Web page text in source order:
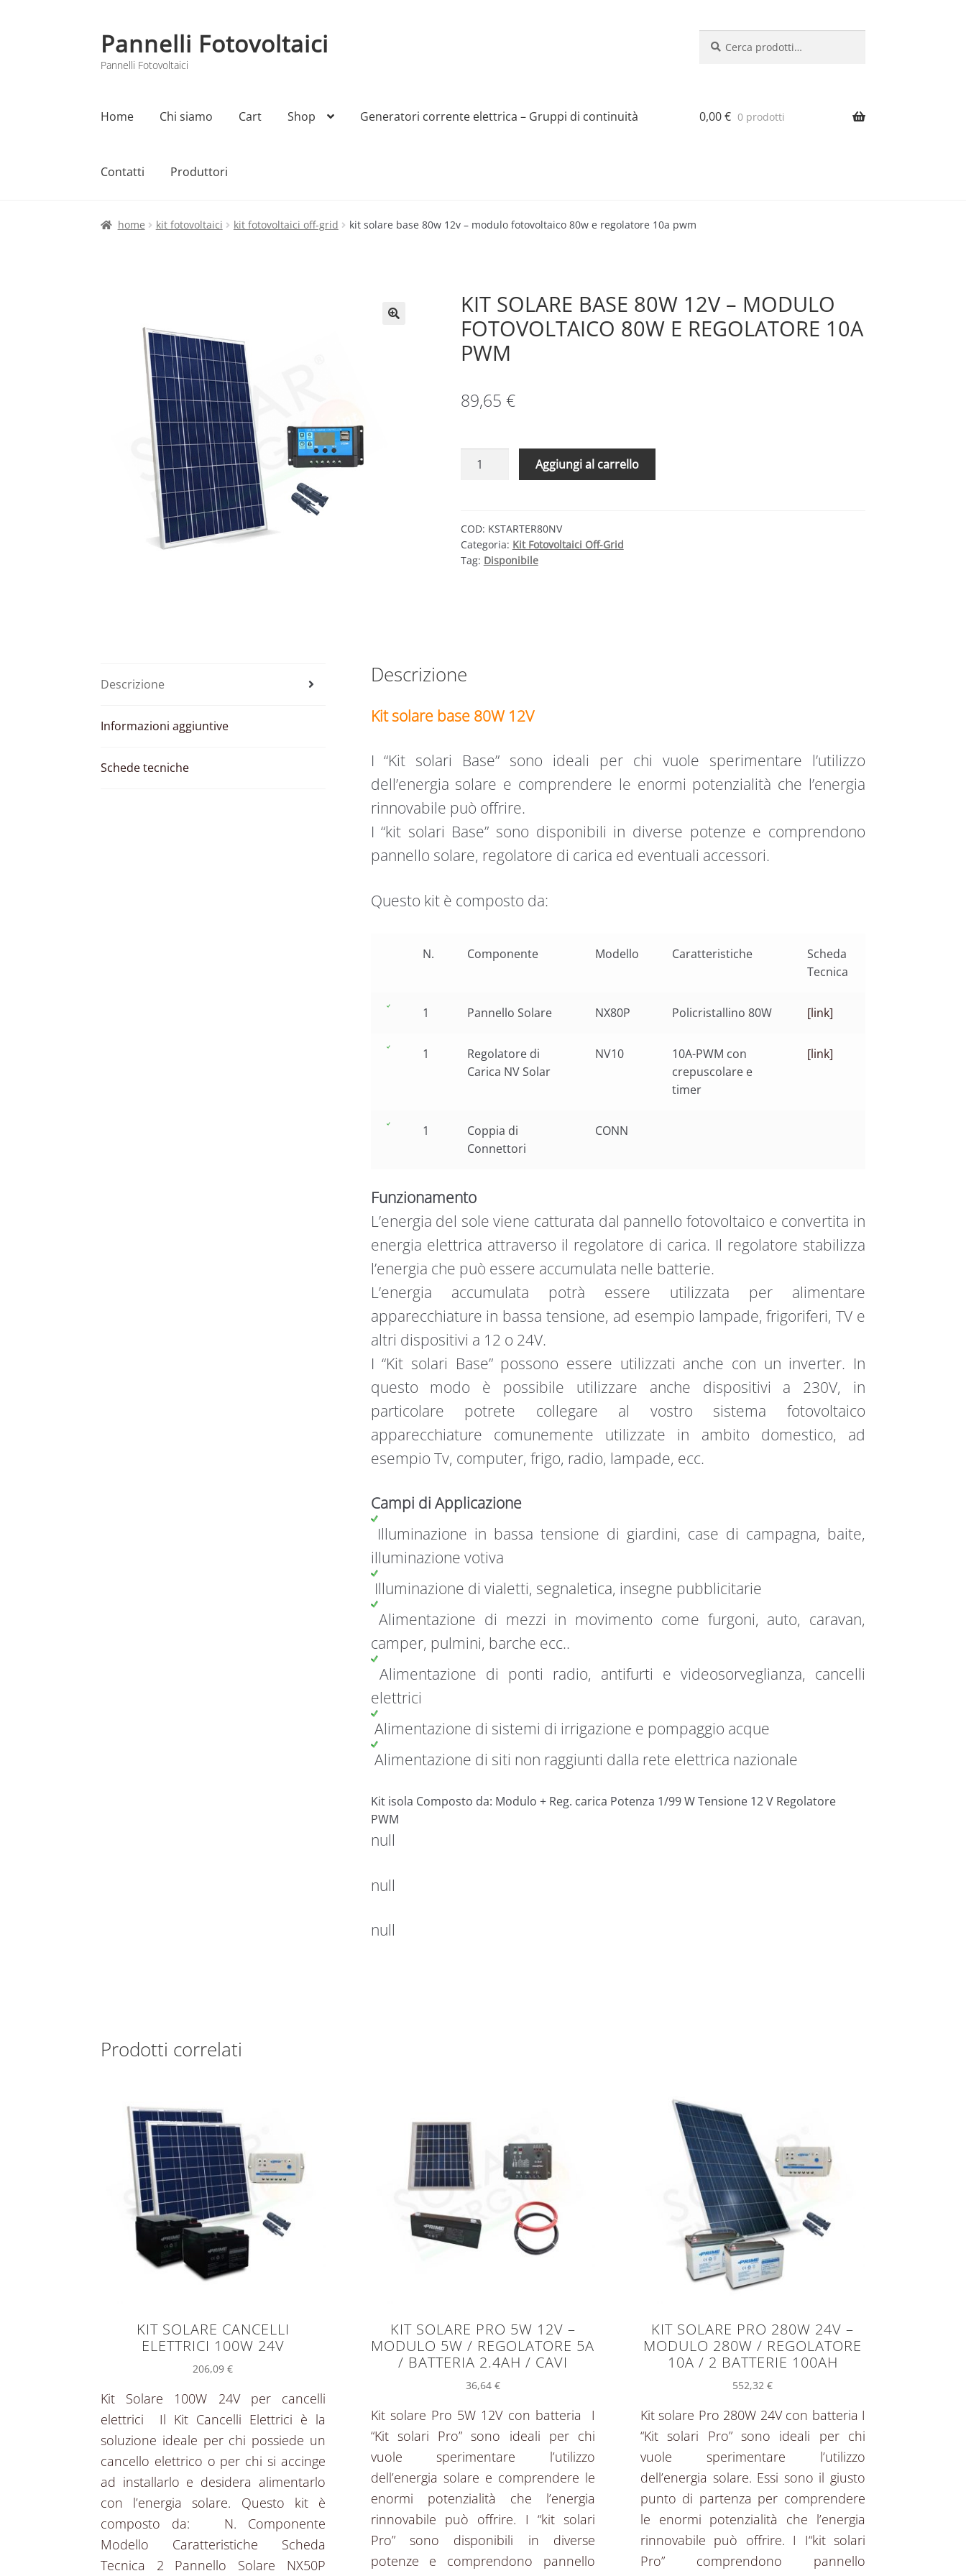
Vai
alla
navigazione
Vai
al
contenuto
Pannelli Fotovoltaici
Pannelli Fotovoltaici
Home Chi siamo Cart Shop Generatori corrente elettrica – Gruppi di continuità
Contatti Produttori
Home Cart Checkout Chi siamo Contatti My account Produttori Sample PageShop
0,00€ 0 prodotti
home kit fotovoltaici kit fotovoltaici off-grid kit solare base 80w 12v – modulo fotovoltaico 80w e regolatore 10a pwm
KIT SOLARE BASE 80W 12V – MODULO
FOTOVOLTAICO 80W E REGOLATORE 10A
PWM
89,65 €
12V
–
MODULO
PWM
Aggiungi al carrello
COD: KSTARTER80NV
Categoria: Kit Fotovoltaici Off-Grid
Tag: Disponibile
Descrizione
Informazioni aggiuntive
Schede tecniche
Descrizione
Kit solare base 80W 12V
I “Kit solari Base” sono ideali per chi vuole sperimentare l’utilizzo
dell’energia solare e comprendere le enormi potenzialità che l’energia
rinnovabile può offrire.
I “kit solari Base” sono disponibili in diverse potenze e comprendono
pannello solare, regolatore di carica ed eventuali accessori.
Questo kit è composto da:
N. Componente Modello Caratteristiche
Scheda
Tecnica
1 Pannello Solare NX80P Policristallino 80W [link]
1
Regolatore di
Carica NV Solar
NV10
10A-PWM con
crepuscolare e
timer
[link]
1
Coppia di
Connettori
CONN
Funzionamento
L’energia del sole viene catturata dal pannello fotovoltaico e convertita in
energia elettrica attraverso il regolatore di carica. Il regolatore stabilizza
l’energia che può essere accumulata nelle batterie.
L’energia accumulata potrà essere utilizzata per alimentare
apparecchiature in bassa tensione, ad esempio lampade, frigoriferi, TV e
altri dispositivi a 12 o 24V.
I “Kit solari Base” possono essere utilizzati anche con un inverter. In
questo modo è possibile utilizzare anche dispositivi a 230V, in
particolare potrete collegare al vostro sistema fotovoltaico
apparecchiature comunemente utilizzate in ambito domestico, ad
esempio Tv, computer, frigo, radio, lampade, ecc.
Campi di Applicazione
Illuminazione in bassa tensione di giardini, case di campagna, baite,
illuminazione votiva
Illuminazione di vialetti, segnaletica, insegne pubblicitarie
Alimentazione di mezzi in movimento come furgoni, auto, caravan,
camper, pulmini, barche ecc..
Alimentazione di ponti radio, antifurti e videosorveglianza, cancelli
elettrici
Alimentazione di sistemi di irrigazione e pompaggio acque
Alimentazione di siti non raggiunti dalla rete elettrica nazionale
Kit isola Composto da: Modulo + Reg. carica Potenza 1/99 W Tensione 12 V Regolatore
PWM
null
null
null
Prodotti correlati
KIT SOLARE CANCELLI
ELETTRICI 100W 24V
206,09€
Kit Solare 100W 24V per cancelli
elettrici Il Kit Cancelli Elettrici è la
soluzione ideale per chi possiede un
cancello elettrico o per chi si accinge
ad installarlo e desidera alimentarlo
con l’energia solare. Questo kit è
composto da: N. Componente
Modello Caratteristiche Scheda
Tecnica 2 Pannello Solare NX50P
KIT SOLARE PRO 5W 12V –
MODULO 5W / REGOLATORE 5A
/ BATTERIA 2.4AH / CAVI
36,64 €
Kit solare Pro 5W 12V con batteria I
“Kit solari Pro” sono ideali per chi
vuole sperimentare l’utilizzo
dell’energia solare e comprendere le
enormi potenzialità che l’energia
rinnovabile può offrire. I “kit solari
Pro” sono disponibili in diverse
potenze e comprendono pannello
KIT SOLARE PRO 280W 24V –
MODULO 280W / REGOLATORE
10A / 2 BATTERIE 100AH
552,32€
Kit solare Pro 280W 24V con batteria I
“Kit solari Pro” sono ideali per chi
vuole sperimentare l’utilizzo
dell’energia solare. Essi sono il giusto
punto di partenza per comprendere
le enormi potenzialità che l’energia
rinnovabile può offrire. I I“kit solari
Pro” comprendono pannello